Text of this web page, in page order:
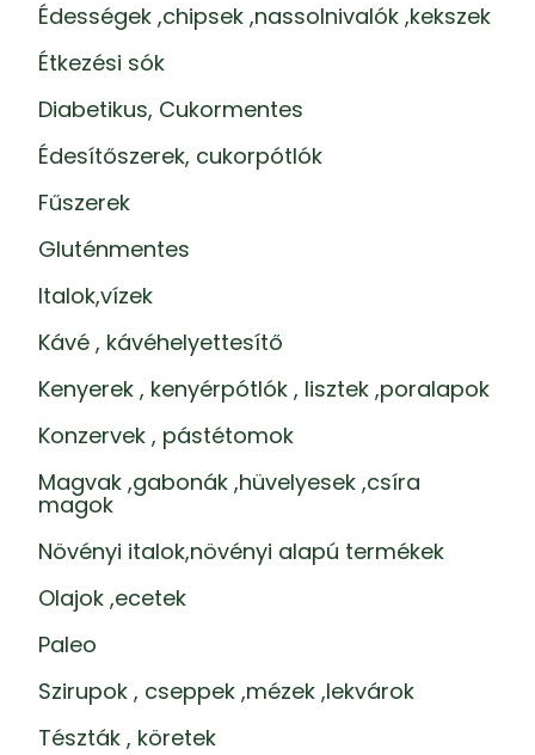
Édességek ,chipsek ,nassolnivalók ,kekszek
Étkezési sók
Diabetikus, Cukormentes
Édesítőszerek, cukorpótlók
Fűszerek
Gluténmentes
Italok,vízek
Kávé , kávéhelyettesítő
Kenyerek , kenyérpótlók , lisztek ,poralapok
Konzervek , pástétomok
Magvak ,gabonák ,hüvelyesek ,csíra
magok
Növényi italok,növényi alapú termékek
Olajok ,ecetek
Paleo
Szirupok , cseppek ,mézek ,lekvárok
Tészták , köretek